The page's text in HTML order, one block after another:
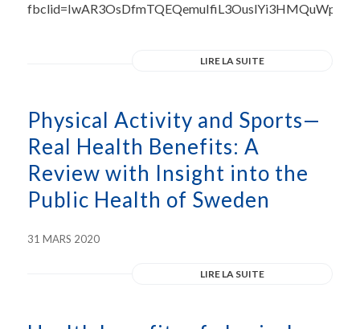
LIRE LA SUITE
Physical Activity and Sports—
Real Health Benefits: A
Review with Insight into the
Public Health of Sweden
31 MARS 2020
LIRE LA SUITE